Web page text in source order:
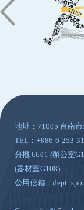
地址：71005 台南
TEL：+886-6-253-
分機 6601 (辦公室
(器材室G108)
公用信箱：